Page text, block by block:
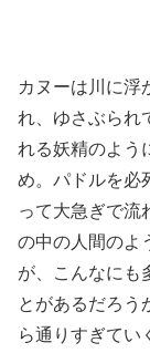
カヌーは川に浮
れ、ゆさぶられ
れる妖精のよう
め。パドルを必
って大急ぎで
の中の人間のよ
が、こんなにも
とがあるだろ
ら通りすぎてい